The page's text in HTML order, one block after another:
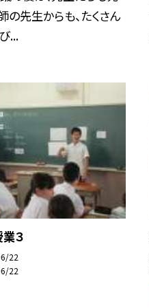
の先生からも、たくさん
...
３
22
22